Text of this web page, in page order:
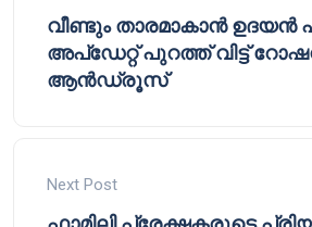
വീണ്ടും താരമാകാൻ
അപ്‌ഡേറ്റ് പുറത്ത് വിട്ട്
ആൻഡ്രൂസ്
Next Post